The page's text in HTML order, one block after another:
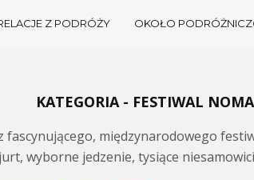
Z PODRÓŻY OKOŁO
KATEGORIA - FESTIWAL
międzynarodowego
wyborne jedzenie, tysiące